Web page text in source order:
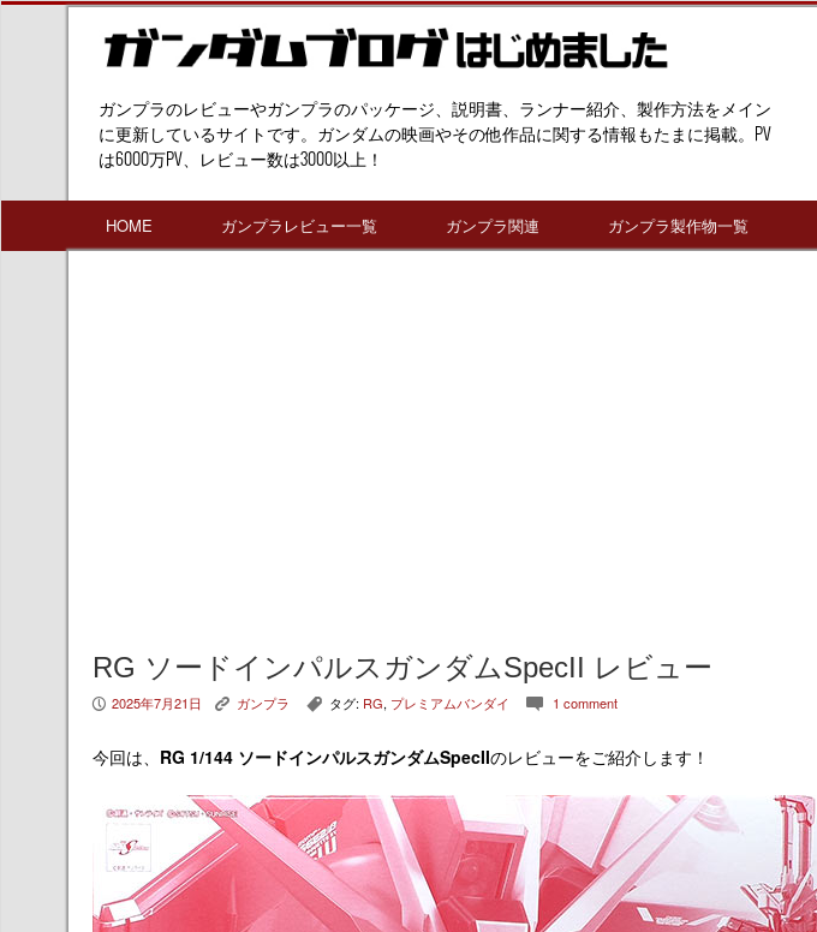
ガンプラのレビューやガンプラのパッケージ、説明書、ランナー紹介、製作方法をメイン
に更新しているサイトです。ガンダムの映画やその他作品に関する情報もたまに掲載。PV
は6000万PV、レビュー数は3000以上！
HOME ガンプラレビュー一覧 ガンプラ関連 ガンプラ製作物一覧
RG ソードインパルスガンダムSpecII レビュー
P 2025年7月21日 K ガンプラ , タグ: RG, プレミアムバンダイ c 1 comment
今回は、 RG 1/144 ソードインパルスガンダムSpecIIのレビューをご紹介します！